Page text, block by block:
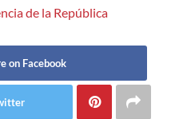
de la República
on Facebook